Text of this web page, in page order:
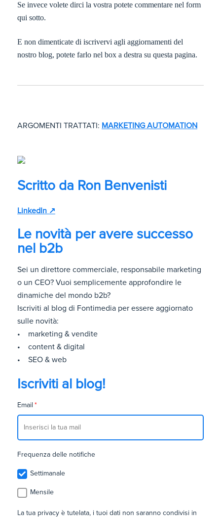
Se invece volete dirci la vostra potete commentare nel form
qui sotto.
E non dimenticate di iscrivervi agli aggiornamenti del
nostro blog, potete farlo nel box a destra su questa pagina.
ARGOMENTI TRATTATI: MARKETING AUTOMATION
Scritto da Ron Benvenisti
LinkedIn ↗
Le novità per avere successo
nel b2b
Sei un direttore commerciale, responsabile marketing
o un CEO? Vuoi semplicemente approfondire le
dinamiche del mondo b2b?
Iscriviti al blog di Fontimedia per essere aggiornato
sulle novità:
• marketing & vendite
• content & digital
• SEO & web
Iscriviti al blog!
Email *
Frequenza delle notifiche
Settimanale
Mensile
La tua privacy è tutelata, i tuoi dati non saranno condivisi in